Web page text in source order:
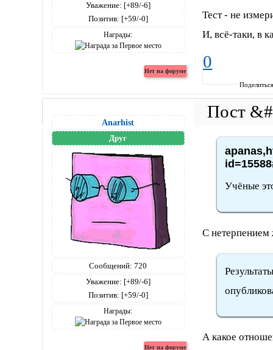
Уважение: [+89/-6]
Позитив: [+59/-0]
Награды:
Тест - не
И, всё-таки, в
0
Anarhist
Друг
Сообщений: 720
Уважение: [+89/-6]
Позитив: [+59/-0]
Награды:
Учёные
С нетерпением
А какое